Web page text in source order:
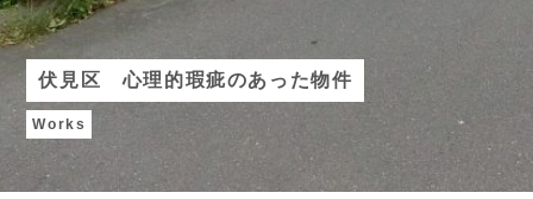
伏見区 心理的瑕疵のあった物件
Works